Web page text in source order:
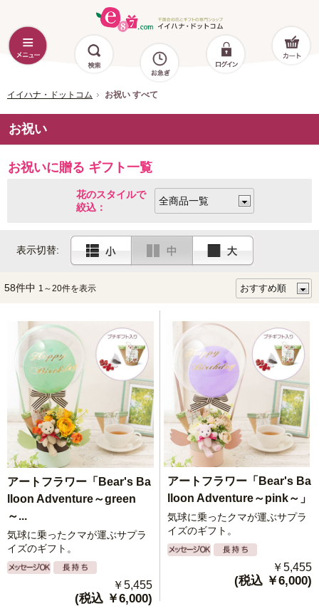
イイハナ・ドットコム お祝い すべて
お祝い
お祝いに贈る ギフト一覧
花のスタイルで
絞込：
表示切替:
58件中 1～20件を表示
アートフラワー「Bear's Ba
lloon Adventure～green
～...
気球に乗ったクマが運ぶサプラ
イズのギフト。
￥5,455
(税込 ￥6,000)
アートフラワー「Bear's Ba
lloon Adventure～pink～」
気球に乗ったクマが運ぶサプラ
イズのギフト。
￥5,455
(税込 ￥6,000)